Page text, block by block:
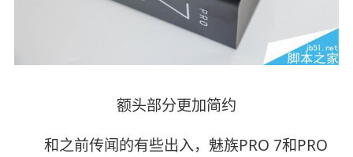
额头部分更加简约
和之前传闻的有些出入，魅族PRO 7和PRO